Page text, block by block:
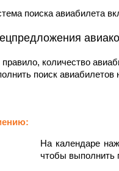
поиска авиабилета
правило, количество
поиск
На календаре
чтобы выполнить